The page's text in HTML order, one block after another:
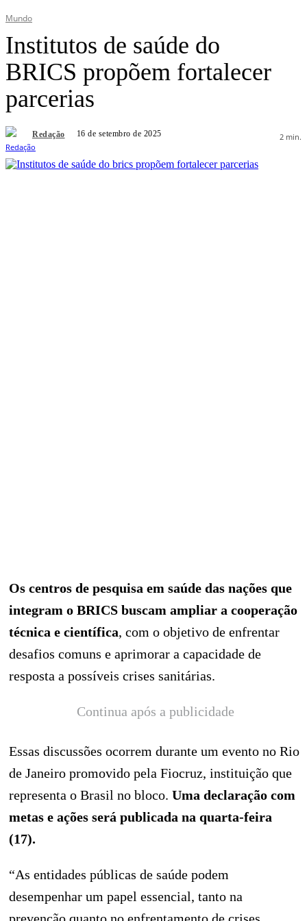
Mundo
Institutos de saúde do
BRICS propõem fortalecer
parcerias
Redação 16 de setembro de 2025 2 min.
Os centros de pesquisa em saúde das nações que
integram o BRICS buscam ampliar a cooperação
técnica e científica, com o objetivo de enfrentar
desafios comuns e aprimorar a capacidade de
resposta a possíveis crises sanitárias.
Continua após a publicidade
Essas discussões ocorrem durante um evento no Rio
de Janeiro promovido pela Fiocruz, instituição que
representa o Brasil no bloco. Uma declaração com
metas e ações será publicada na quarta-feira
(17).
“As entidades públicas de saúde podem
desempenhar um papel essencial, tanto na